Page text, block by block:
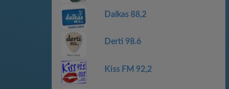
Dalkas 88,2
Derti 98.6
Kiss FM 92,2